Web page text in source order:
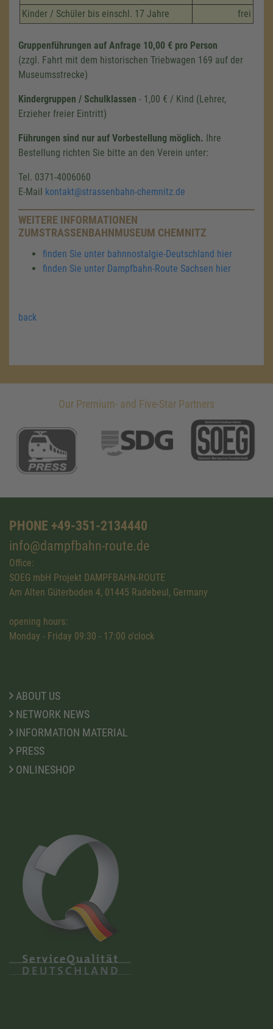
Kinder / Schüler bis einschl. 17 Jahre
frei
Gruppenführungen auf Anfrage 10,00 € pro Person
(zzgl. Fahrt mit dem historischen Triebwagen 169 auf der
Museumsstrecke)
Kindergruppen / Schulklassen - 1,00 € / Kind (Lehrer,
Erzieher freier Eintritt)
Führungen sind nur auf Vorbestellung möglich. Ihre
Bestellung richten Sie bitte an den Verein unter:
Tel. 0371-4006060
E-Mail kontakt@strassenbahn-chemnitz.de
WEITERE INFORMATIONEN
ZUMSTRASSENBAHNMUSEUM CHEMNITZ
finden Sie unter bahnnostalgie-Deutschland hier
finden Sie unter Dampfbahn-Route Sachsen hier
back
Our Premium- and Five-Star Partners
PHONE +49-351-2134440
info@dampfbahn-route.de
Office:
SOEG mbH Projekt DAMPFBAHN-ROUTE
Am Alten Güterboden 4, 01445 Radebeul, Germany
opening hours:
Monday - Friday 09:30 - 17:00 o'clock
ABOUT US
NETWORK NEWS
INFORMATION MATERIAL
PRESS
ONLINESHOP